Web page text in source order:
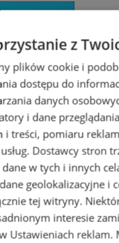
z
plików cookie i
dostępu do
danych
i dane
i treści, pomiaru
Dostawcy stron
w tych i innych
geolokalizacyjne i
tej witryny.
interesie
Ustawieniach reklam.